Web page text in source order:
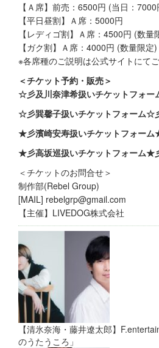
【Ａ席】前売：6500円 (当日：7000
【平日昼割】Ａ席：5000円
【レディゴ割】Ａ席：4500円 (数量
【ガク割】Ａ席：4000円 (数量限定)
※各席種のご説明は公式サイトにてご
＜チケット予約・販売＞
☆彡及川奈津希扱いチケットフォ
☆彡巽馨子扱いチケットフォーム☆
★彡濱崎安寿扱いチケットフォー
★彡高坂巡扱いチケットフォーム★
＜チケットのお問合せ＞
制作部(Rebel Group)
[MAIL] rebelgrp@gmail.com
【主催】LIVEDOG株式会社
【清氷奈海・藤井遼太郎】
のうたうころ」